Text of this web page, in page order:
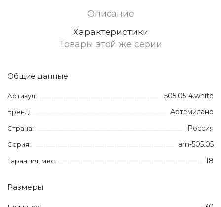
Описание
Характеристики
Товары этой же серии
Общие данные
Артикул: 505.05-4.white
Бренд: Артемилано
Страна: Россия
Серия: am-505.05
Гарантия, мес: 18
Размеры